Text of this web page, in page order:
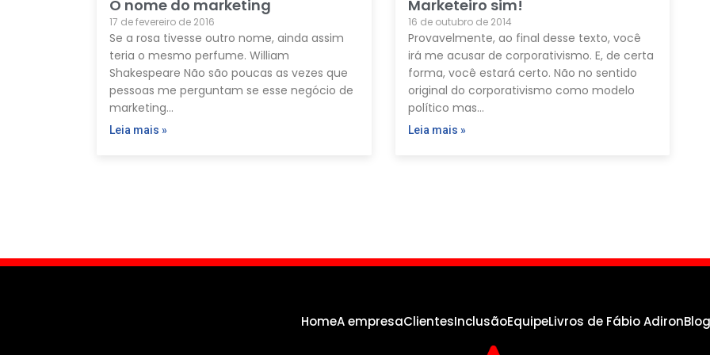
O nome do marketing
17 de fevereiro de 2016
Se a rosa tivesse outro nome, ainda assim
teria o mesmo perfume. William
Shakespeare Não são poucas as vezes que
pessoas me perguntam se esse negócio de
marketing…
Leia mais »
Marketeiro sim!
16 de outubro de 2014
Provavelmente, ao final desse texto, você
irá me acusar de corporativismo. E, de certa
forma, você estará certo. Não no sentido
original do corporativismo como modelo
político mas…
Leia mais »
HomeA empresaClientesInclusãoEquipeLivros de Fábio AdironBlog